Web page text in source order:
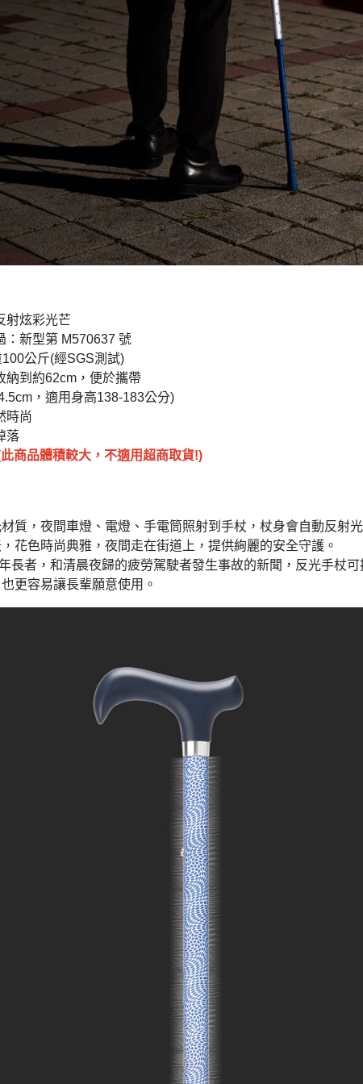
射炫彩光芒
：新型第 M570637 號
公斤(經SGS測試)
納到約62cm，便於攜帶
，適用身高138-183公分)
時尚
落
此商品體積較大，不適用超商取貨!)
質，夜間車燈、電燈、手電筒照射到手杖，杖身會自動反射
花色時尚典雅，夜間走在街道上，提供絢麗的安全守護。
長者，和清晨夜歸的疲勞駕駛者發生事故的新聞，反光手杖
更容易讓長輩願意使用。